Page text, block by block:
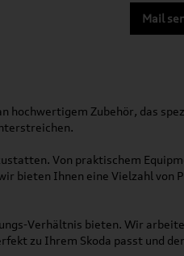
Mail
hochwertigem Zubehör, das
Von praktischem
bieten Ihnen eine Vielzahl von
Verhältnis bieten. Wir
zu Ihrem Skoda passt und